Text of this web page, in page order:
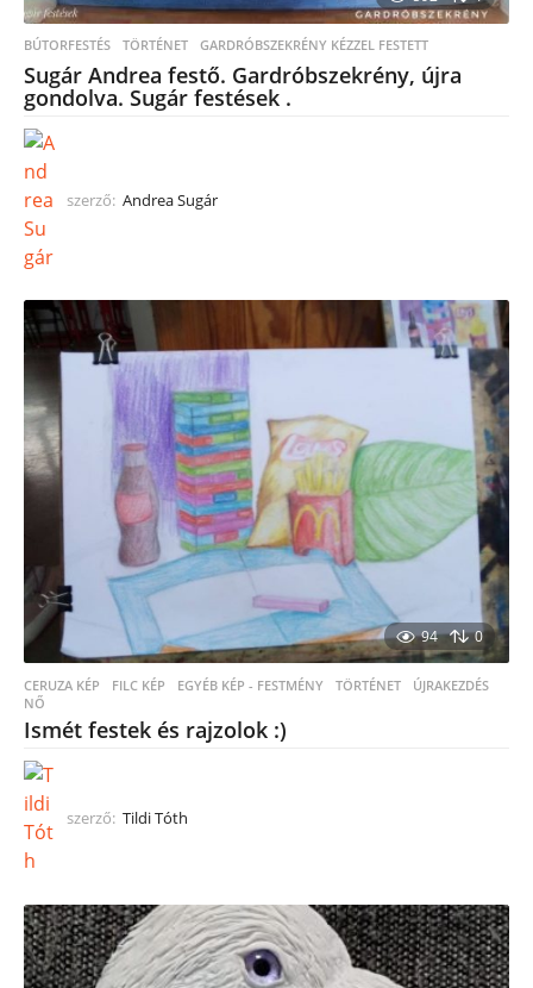
BÚTORFESTÉS TÖRTÉNET ,GARDRÓBSZEKRÉNY KÉZZEL FESTETT
Sugár Andrea festő. Gardróbszekrény, újra
gondolva. Sugár festések .
szerző: Andrea Sugár
94 0
CERUZA KÉP ,FILC KÉP ,EGYÉB KÉP - FESTMÉNY TÖRTÉNET ,ÚJRAKEZDÉS
NŐ
Ismét festek és rajzolok :)
szerző: Tildi Tóth